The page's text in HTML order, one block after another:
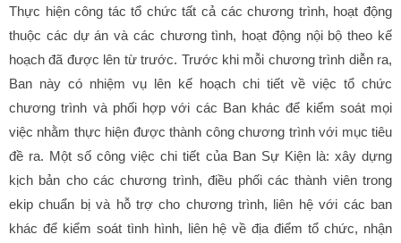
Thực hiện công tác tổ chức tất cả các chương trình, hoạt động
thuộc các dự án và các chương tình, hoạt động nội bộ theo kế
hoạch đã được lên từ trước. Trước khi mỗi chương trình diễn ra,
Ban này có nhiệm vụ lên kế hoạch chi tiết về việc tổ chức
chương trình và phối hợp với các Ban khác để kiểm soát mọi
việc nhằm thực hiện được thành công chương trình với mục tiêu
đề ra. Một số công việc chi tiết của Ban Sự Kiện là: xây dựng
kịch bản cho các chương trình, điều phối các thành viên trong
ekip chuẩn bị và hỗ trợ cho chương trình, liên hệ với các ban
khác để kiểm soát tình hình, liên hệ về địa điểm tổ chức, nhận